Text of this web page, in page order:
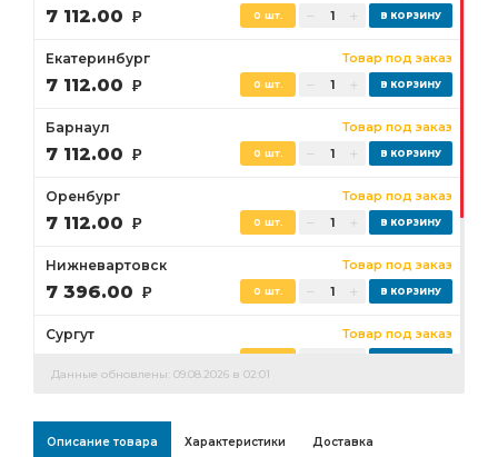
7 112.00 Р 0 шт.
Екатеринбург Товар под заказ
7 112.00 Р 0 шт.
Барнаул Товар под заказ
7 112.00 Р 0 шт.
Оренбург Товар под заказ
7 112.00 Р 0 шт.
Нижневартовск Товар под заказ
7 396.00 Р 0 шт.
Сургут Товар под заказ
Данные обновлены: 09.08.2026 в 02:01
Описание товара Характеристики Доставка